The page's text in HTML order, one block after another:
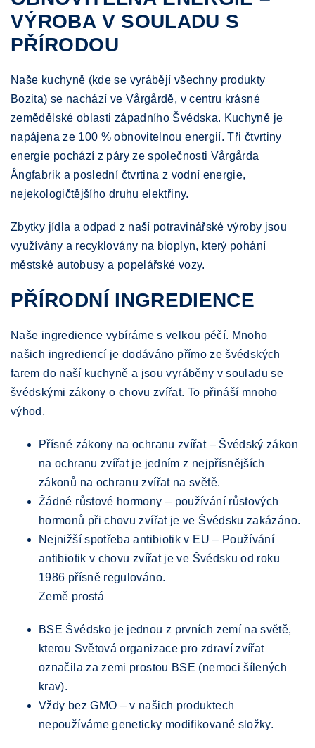
VÝROBA V SOULADU S
PŘÍRODOU
Naše kuchyně (kde se vyrábějí všechny produkty
Bozita) se nachází ve Vårgårdě, v centru krásné
zemědělské oblasti západního Švédska. Kuchyně je
napájena ze 100 % obnovitelnou energií. Tři čtvrtiny
energie pochází z páry ze společnosti Vårgårda
Ångfabrik a poslední čtvrtina z vodní energie,
nejekologičtějšího druhu elektřiny.
Zbytky jídla a odpad z naší potravinářské výroby jsou
využívány a recyklovány na bioplyn, který pohání
městské autobusy a popelářské vozy.
PŘÍRODNÍ INGREDIENCE
Naše ingredience vybíráme s velkou péčí. Mnoho
našich ingrediencí je dodáváno přímo ze švédských
farem do naší kuchyně a jsou vyráběny v souladu se
švédskými zákony o chovu zvířat. To přináší mnoho
výhod.
Přísné zákony na ochranu zvířat – Švédský zákon
na ochranu zvířat je jedním z nejpřísnějších
zákonů na ochranu zvířat na světě.
Žádné růstové hormony – používání růstových
hormonů při chovu zvířat je ve Švédsku zakázáno.
Nejnižší spotřeba antibiotik v EU – Používání
antibiotik v chovu zvířat je ve Švédsku od roku
1986 přísně regulováno.
Země prostá
BSE Švédsko je jednou z prvních zemí na světě,
kterou Světová organizace pro zdraví zvířat
označila za zemi prostou BSE (nemoci šílených
krav).
Vždy bez GMO – v našich produktech
nepoužíváme geneticky modifikované složky.